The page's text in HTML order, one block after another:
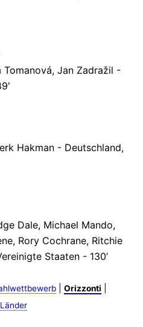
Tomanová, Jan Zadražil -
Hakman - Deutschland,
Dale, Michael Mando,
Rory Cochrane, Ritchie
Staaten - 130’
| Orizzonti
Länder